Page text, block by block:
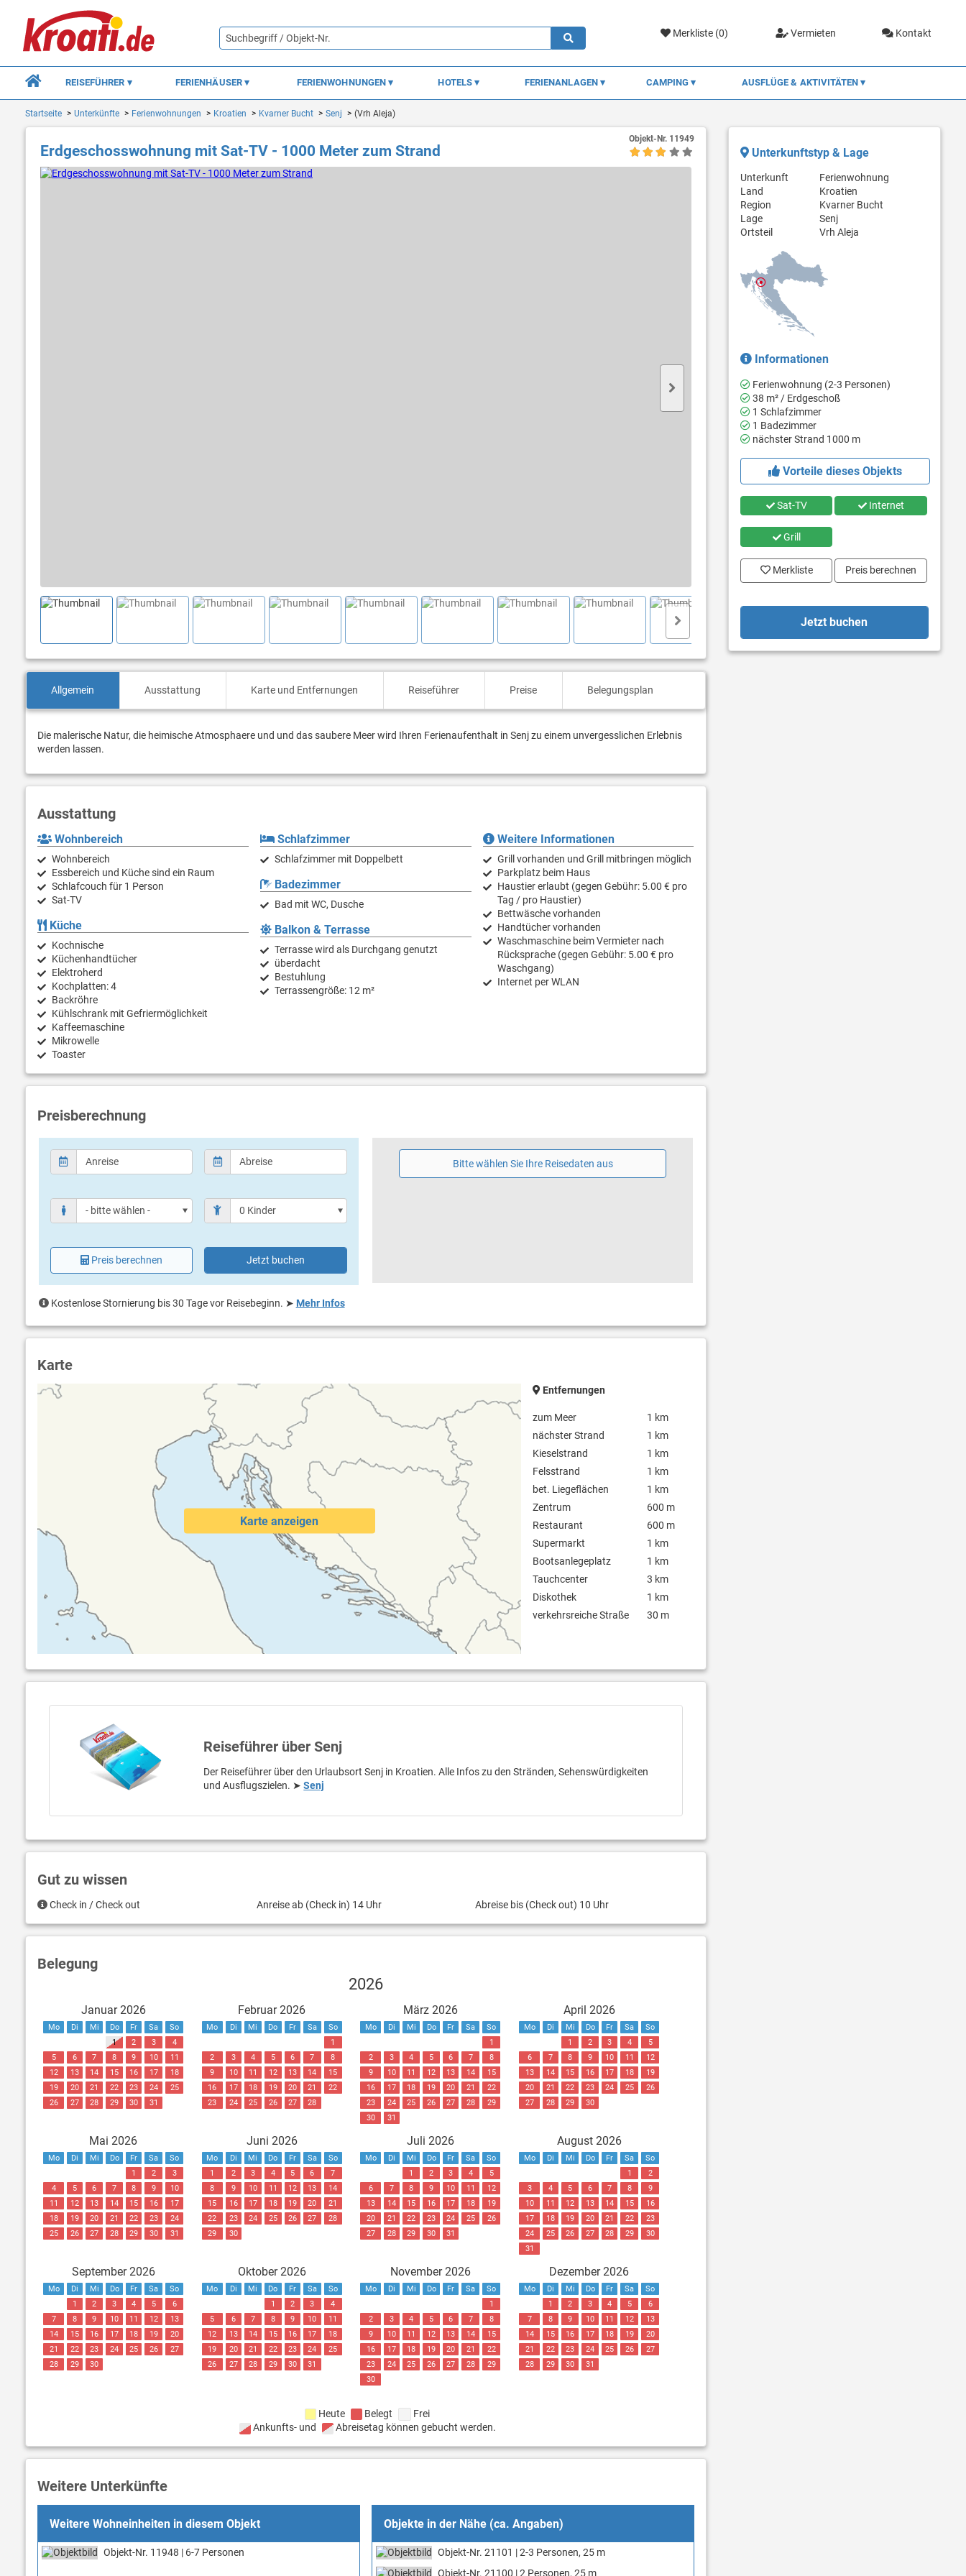
Merkliste (0) Vermieten Kontakt
REISEFÜHRER FERIENHÄUSER FERIENWOHNUNGEN HOTELS FERIENANLAGEN CAMPING AUSFLÜGE & AKTIVITÄTEN
Startseite Unterkünfte Ferienwohnungen Kroatien Kvarner Bucht Senj (Vrh Aleja)
Erdgeschosswohnung mit Sat-TV - 1000 Meter zum Strand
Objekt-Nr. 11949
Allgemein Ausstattung Karte und Entfernungen Reiseführer Preise Belegungsplan
Die malerische Natur, die heimische Atmosphaere und und das saubere Meer wird Ihren Ferienaufenthalt in Senj zu einem unvergesslichen Erlebnis
werden lassen.
Ausstattung
Wohnbereich
Wohnbereich
Essbereich und Küche sind ein Raum
Schlafcouch für 1 Person
Sat-TV
Küche
Kochnische
Küchenhandtücher
Elektroherd
Kochplatten: 4
Backröhre
Kühlschrank mit Gefriermöglichkeit
Kaffeemaschine
Mikrowelle
Toaster
Schlafzimmer
Schlafzimmer mit Doppelbett
Badezimmer
Bad mit WC, Dusche
Balkon & Terrasse
Terrasse wird als Durchgang genutzt
überdacht
Bestuhlung
Terrassengröße: 12 m²
Weitere Informationen
Grill vorhanden und Grill mitbringen möglich
Parkplatz beim Haus
Haustier erlaubt (gegen Gebühr: 5.00 € pro
Tag / pro Haustier)
Bettwäsche vorhanden
Handtücher vorhanden
Waschmaschine beim Vermieter nach
Rücksprache (gegen Gebühr: 5.00 € pro
Waschgang)
Internet per WLAN
Preisberechnung
Preis berechnen Jetzt buchen
Kostenlose Stornierung bis 30 Tage vor Reisebeginn. ➤ Mehr Infos
Bitte wählen Sie Ihre Reisedaten aus
Karte
Karte anzeigen
Entfernungen
zum Meer
1 km
nächster Strand
1 km
Kieselstrand
1 km
Felsstrand
1 km
bet. Liegeflächen
1 km
Zentrum
600 m
Restaurant
600 m
Supermarkt
1 km
Bootsanlegeplatz
1 km
Tauchcenter
3 km
Diskothek
1 km
verkehrsreiche Straße
30 m
Reiseführer über Senj
Der Reiseführer über den Urlaubsort Senj in Kroatien. Alle Infos zu den Stränden, Sehenswürdigkeiten
und Ausflugszielen. ➤Senj
Gut zu wissen
Check in / Check out Anreise ab (Check in) 14 Uhr Abreise bis (Check out) 10 Uhr
Belegung
2026
Januar 2026
Mo Di Mi Do Fr Sa
So
1
2 3
4
5
6 7 8 9 10
11
12
13 14 15 16 17
18
19
20 21 22 23 24
25
26
27 28 29 30 31
Februar 2026
Mo Di Mi Do Fr Sa
So
1
2
3 4 5 6 7
8
9
10 11 12 13 14
15
16
17 18 19 20 21
22
23
24 25 26 27 28
März 2026
Mo Di Mi Do Fr Sa
So
1
2
3 4 5 6 7
8
9
10 11 12 13 14
15
16
17 18 19 20 21
22
23
24 25 26 27 28
29
30
31
April 2026
Mo Di Mi Do Fr Sa
So
1
2 3 4
5
6
7 8 9 10 11
12
13
14 15 16 17 18
19
20
21 22 23 24 25
26
27
28 29 30
Mai 2026
Mo Di Mi Do Fr Sa
So
1
2
3
4
5 6 7 8 9
10
11
12 13 14 15 16
17
18
19 20 21 22 23
24
25
26 27 28 29 30 31
Juni 2026
Mo Di Mi Do Fr Sa
So
1
2 3 4 5 6
7
8
9 10 11 12 13
14
15
16 17 18 19 20
21
22
23 24 25 26 27
28
29
30
Juli 2026
Mo Di Mi Do Fr Sa
So
1
2 3 4
5
6
7 8 9 10 11
12
13
14 15 16 17 18
19
20
21 22 23 24 25
26
27
28 29 30 31
August 2026
Mo Di Mi Do Fr Sa
So
1
2
3
4 5 6 7 8
9
10
11 12 13 14 15
16
17
18 19 20 21 22
23
24
25 26 27 28 29
30
31
September 2026
Mo Di Mi Do Fr Sa
So
1
2 3 4 5
6
7
8 9 10 11 12
13
14
15 16 17 18 19
20
21
22 23 24 25 26
27
28
29 30
Oktober 2026
Mo Di Mi Do Fr Sa
So
1
2 3
4
5
6 7 8 9 10
11
12
13 14 15 16 17
18
19
20 21 22 23 24
25
26
27 28 29 30 31
November 2026
Mo Di Mi Do Fr Sa
So
1
2
3 4 5 6 7
8
9
10 11 12 13 14
15
16
17 18 19 20 21
22
23
24 25 26 27 28
29
30
Dezember 2026
Mo Di Mi Do Fr Sa
So
1
2 3 4 5
6
7
8 9 10 11 12
13
14
15 16 17 18 19
20
21
22 23 24 25 26
27
28
29 30 31
Heute Belegt
Frei
Ankunfts- und
Abreisetag können gebucht werden.
Weitere Unterkünfte
Weitere Wohneinheiten in diesem Objekt
Objekt-Nr. 11948 | 6-7 Personen
Objekte in der Nähe (ca. Angaben)
Objekt-Nr. 21101 | 2-3 Personen, 25 m
Objekt-Nr. 21100 | 2 Personen, 25 m
Unterkunftstyp & Lage
Unterkunft
Ferienwohnung
Land
Kroatien
Region
Kvarner Bucht
Lage
Senj
Ortsteil
Vrh Aleja
Informationen
Ferienwohnung (2-3 Personen)
38 m² / Erdgeschoß
1 Schlafzimmer
1 Badezimmer
nächster Strand 1000 m
Vorteile dieses Objekts
Sat-TV Internet
Grill
Merkliste Preis berechnen
Jetzt buchen